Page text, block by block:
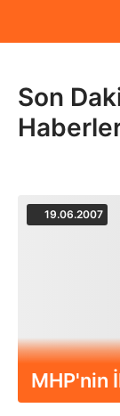
Son
19.06.2007
MHP'nin